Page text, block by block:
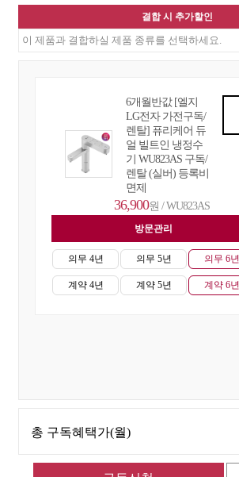
결합 시 추가할인
6개월반값 [엘지
LG전자 가전구독/
렌탈] 퓨리케어 듀
얼 빌트인 냉정수
기 WU823AS 구독/
렌탈 (실버) 등록비
면제
36,900원 / WU823AS
방문관리
의무 4년
계약 4년
의무 5년
계약 5년
의무 6년
계약 6년
총 구독혜택가(월)